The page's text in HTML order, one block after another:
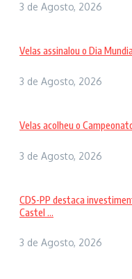
3 de Agosto, 2026
Velas assinalou o Dia
3 de Agosto, 2026
Velas acolheu o
3 de Agosto, 2026
CDS-PP destaca
Castel ...
3 de Agosto, 2026